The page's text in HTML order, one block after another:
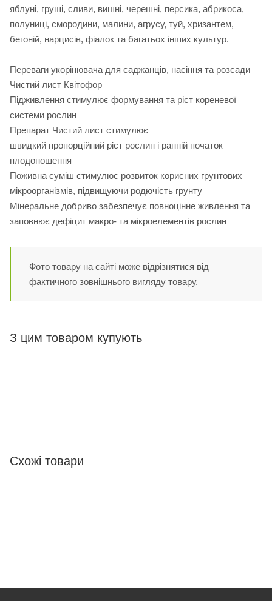
яблуні, груші, сливи, вишні, черешні, персика, абрикоса,
полуниці, смородини, малини, агрусу, туй, хризантем,
бегоній, нарцисів, фіалок та багатьох інших культур.
Переваги укорінювача для саджанців, насіння та розсади
Чистий лист Квітофор
Підживлення стимулює формування та ріст кореневої
системи рослин
Препарат Чистий лист стимулює
швидкий пропорційний ріст рослин і ранній початок
плодоношення
Поживна суміш стимулює розвиток корисних грунтових
мікроорганізмів, підвищуючи родючість грунту
Мінеральне добриво забезпечує повноцінне живлення та
заповнює дефіцит макро- та мікроелементів рослин
Фото товару на сайті може відрізнятися від
фактичного зовнішнього вигляду товару.
З цим товаром купують
Схожі товари